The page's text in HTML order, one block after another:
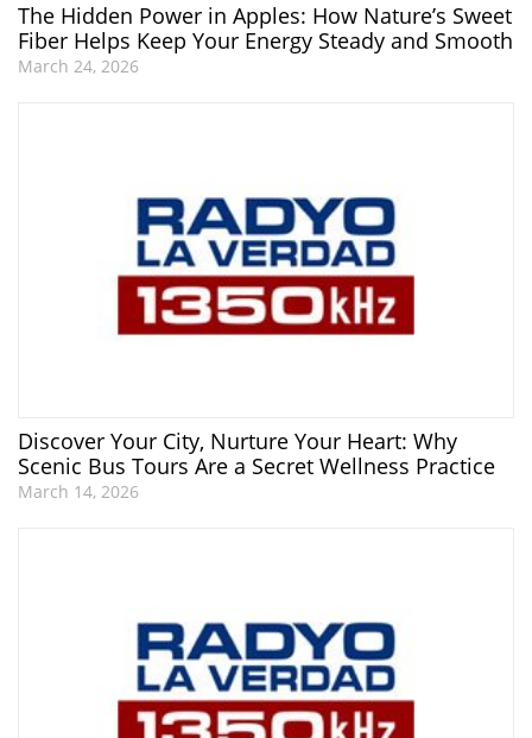
The Hidden Power in Apples: How Nature’s Sweet
Fiber Helps Keep Your Energy Steady and Smooth
March 24, 2026
Discover Your City, Nurture Your Heart: Why
Scenic Bus Tours Are a Secret Wellness Practice
March 14, 2026